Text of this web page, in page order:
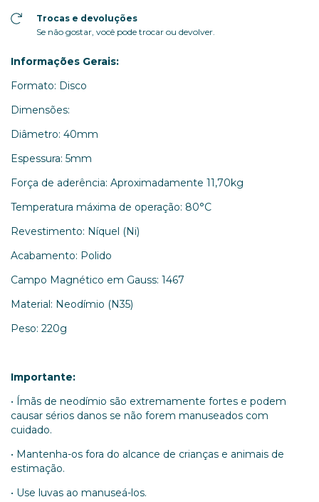
Trocas e devoluções
Se não gostar, você pode trocar ou devolver.
Informações Gerais:
Formato: Disco
Dimensões:
Diâmetro: 40mm
Espessura: 5mm
Força de aderência: Aproximadamente 11,70kg
Temperatura máxima de operação: 80°C
Revestimento: Níquel (Ni)
Acabamento: Polido
Campo Magnético em Gauss: 1467
Material: Neodímio (N35)
Peso: 220g
Importante:
• Ímãs de neodímio são extremamente fortes e podem
causar sérios danos se não forem manuseados com
cuidado.
• Mantenha-os fora do alcance de crianças e animais de
estimação.
• Use luvas ao manuseá-los.